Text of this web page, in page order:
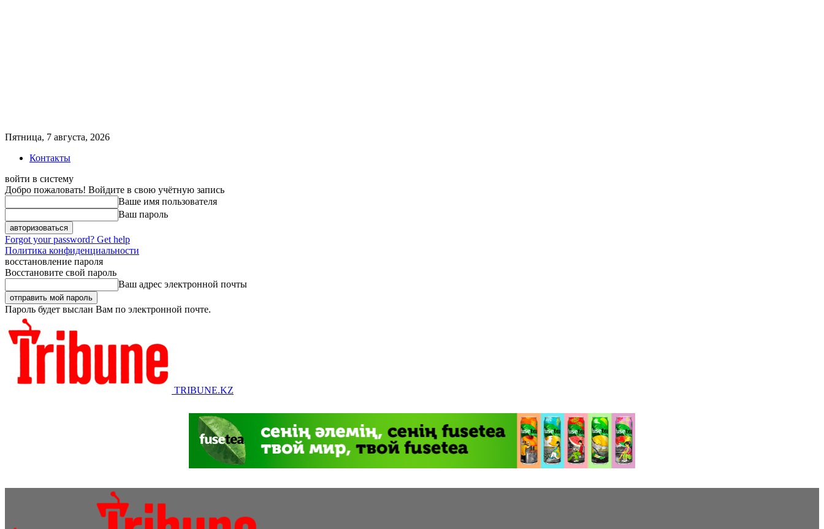
Пятница, 7 августа, 2026
Контакты
войти в систему
Добро пожаловать! Войдите в свою учётную запись
Ваше имя пользователя
Ваш пароль
Forgot your password? Get help
Политика конфиденциальности
восстановление пароля
Восстановите свой пароль
Ваш адрес электронной почты
Пароль будет выслан Вам по электронной почте.
TRIBUNE.KZ